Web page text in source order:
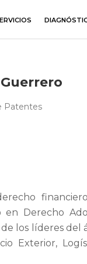
Patentes
en Derecho
los líderes
Exterior,